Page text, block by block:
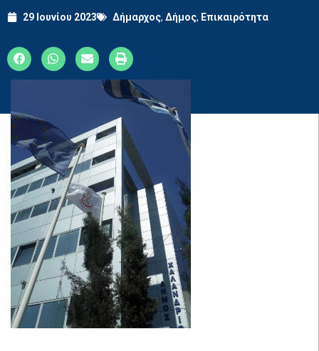
29 Ιουνίου 2023 Δήμαρχος, Δήμος, Επικαιρότητα